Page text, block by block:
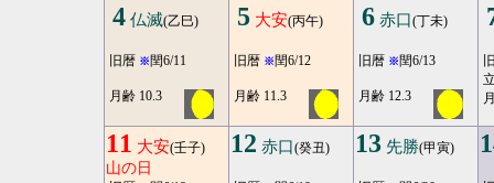
4 仏滅(乙巳)
旧暦 ※閏6/11
月齢 10.3
5 大安(丙午)
旧暦 ※閏6/12
月齢 11.3
6 赤口(丁未)
旧暦 ※閏6/13
月齢 12.3
11 大安(壬子)
山の日
12 赤口(癸丑) 13 先勝(甲寅)